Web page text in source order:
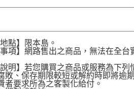
點】限本島。
項】網路售出之商品，無法在全
明】若您購買之商品或服務為下列
敗、保存期限較短或解約時即將逾期
者要求所為之客製化給付。